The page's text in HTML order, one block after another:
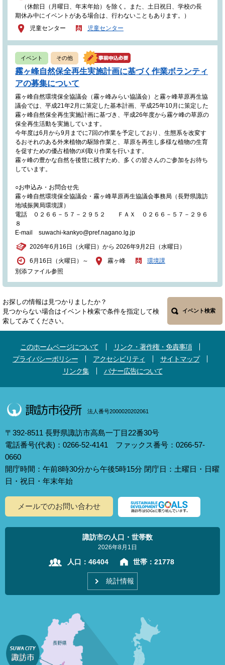
（休館日（月曜日、年末年始）を除く。また、土日祝日、学校の長
期休み中にイベントがある場合は、行わないこともあります。）
児童センター
児童センター
イベント その他
霧ヶ峰自然保全再生実施計画に基づく作業ボランティ
アの募集について
霧ヶ峰自然環境保全協議会（霧ヶ峰みらい協議会）と霧ヶ峰草原再生協
議会では、平成21年2月に策定した基本計画、平成25年10月に策定した
霧ヶ峰自然保全再生実施計画に基づき、平成26年度から霧ケ峰の草原の
保全再生活動を実施しています。
今年度は6月から9月までに7回の作業を予定しており、生態系を改変す
るおそれのある外来植物の駆除作業と、草原を再生し多様な植物の生育
を促すための優占植物の刈取り作業を行います。
霧ヶ峰の豊かな自然を後世に残すため、多くの皆さんのご参加をお待ち
しています。
○お申込み・お問合せ先
霧ヶ峰自然環境保全協議会・霧ヶ峰草原再生協議会事務局（長野県諏訪
地域振興局環境課）
電話 ０２６６－５７－２９５２ ＦＡＸ ０２６６－５７－２９６
８
E-mail suwachi-kankyo@pref.nagano.lg.jp
2026年6月16日（火曜日）から 2026年9月2日（水曜日）
6月16日（火曜日）～
別添ファイル参照
霧ヶ峰 環境課
お探しの情報は見つかりましたか？
見つからない場合はイベント検索で条件を指定して検
索してみてください。
イベント検索
このホームページについて
リンク・著作権・免責事項
プライバシーポリシー
アクセシビリティ
サイトマップ
リンク集
バナー広告について
法人番号2000020202061
〒392-8511 長野県諏訪市高島一丁目22番30号
電話番号(代表)：0266-52-4141 ファックス番号：0266-57-
0660
開庁時間：午前8時30分から午後5時15分 閉庁日：土曜日・日曜
日・祝日・年末年始
メールでのお問い合わせ
諏訪市の人口・世帯数
2026年8月1日
人口： 46404 世帯： 21778
統計情報